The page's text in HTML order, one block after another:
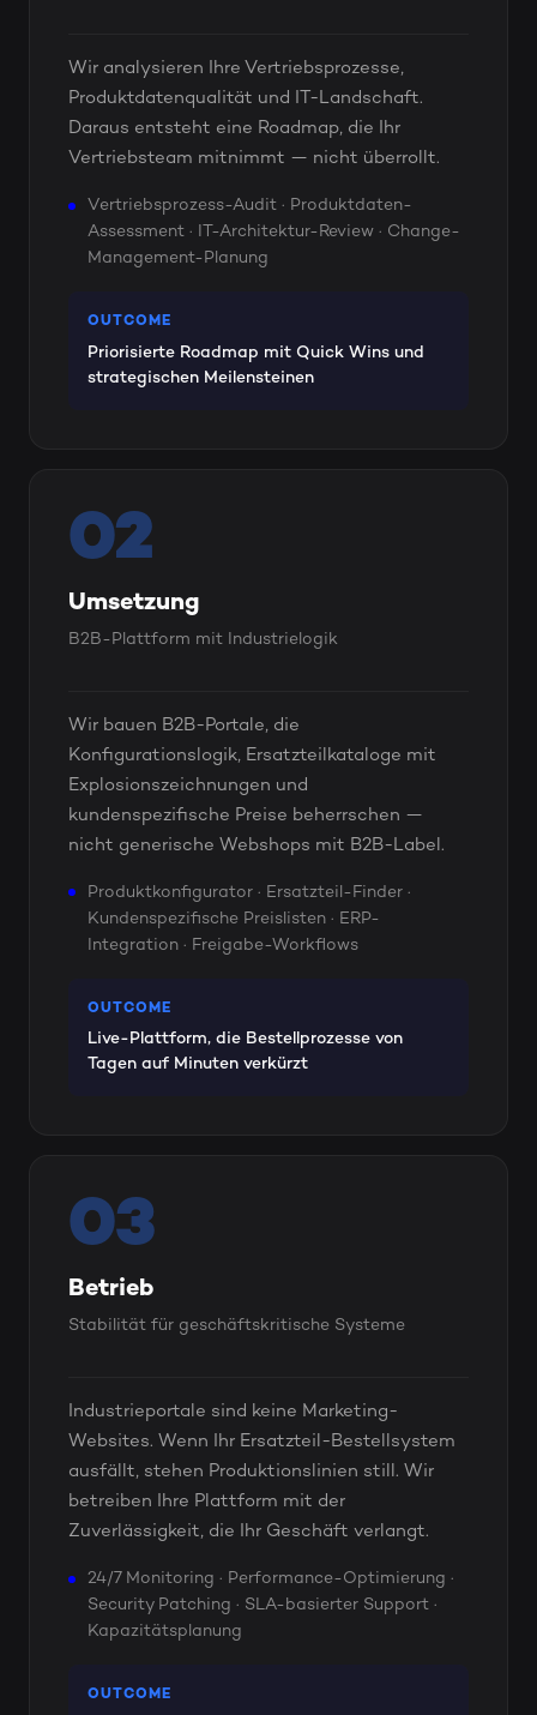
Wir analysieren Ihre Vertriebsprozesse,
Produktdatenqualität und IT-Landschaft.
Daraus entsteht eine Roadmap, die Ihr
Vertriebsteam mitnimmt — nicht überrollt.
Vertriebsprozess-Audit · Produktdaten-
Assessment · IT-Architektur-Review · Change-
Management-Planung
OUTCOME
Priorisierte Roadmap mit Quick Wins und
strategischen Meilensteinen
02
Umsetzung
B2B-Plattform mit Industrielogik
Wir bauen B2B-Portale, die
Konfigurationslogik, Ersatzteilkataloge mit
Explosionszeichnungen und
kundenspezifische Preise beherrschen —
nicht generische Webshops mit B2B-Label.
Produktkonfigurator · Ersatzteil-Finder ·
Kundenspezifische Preislisten · ERP-
Integration · Freigabe-Workflows
OUTCOME
Live-Plattform, die Bestellprozesse von
Tagen auf Minuten verkürzt
03
Betrieb
Stabilität für geschäftskritische Systeme
Industrieportale sind keine Marketing-
Websites. Wenn Ihr Ersatzteil-Bestellsystem
ausfällt, stehen Produktionslinien still. Wir
betreiben Ihre Plattform mit der
Zuverlässigkeit, die Ihr Geschäft verlangt.
24/7 Monitoring · Performance-Optimierung ·
Security Patching · SLA-basierter Support ·
Kapazitätsplanung
OUTCOME